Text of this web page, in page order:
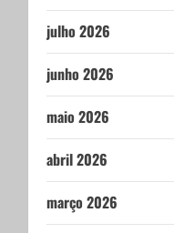
julho 2026
junho 2026
maio 2026
abril 2026
março 2026